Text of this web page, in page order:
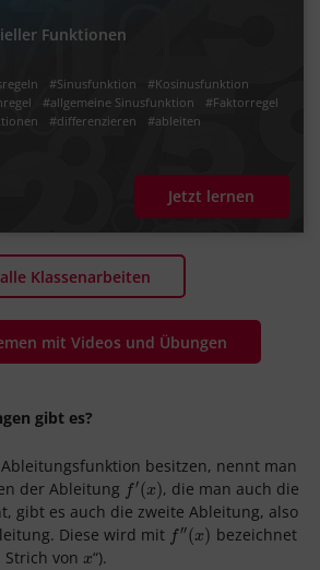
Funktionen
#Sinusfunktion
#Kosinusfunktion
#allgemeine Sinusfunktion
#Faktorregel
#differenzieren #ableiten
Jetzt lernen
alle Klassenarbeiten
mit Videos und Übungen
gibt es?
besitzen, nennt man
der Ableitung f′(x)
f′(x)
, die man auch die
gibt es auch die zweite Ableitung, also
Diese wird mit f′′(x)
f″(x)
bezeichnet
Strich von x
x“).